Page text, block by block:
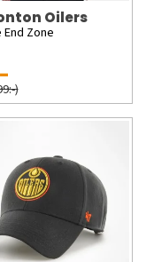
Oilers
Zone
)